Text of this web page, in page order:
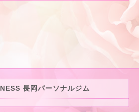
長岡パーソナルジム